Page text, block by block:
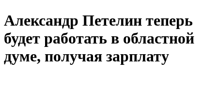
Александр Петелин теперь
будет работать в областной
думе, получая зарплату